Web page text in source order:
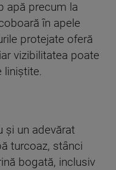
apă precum la
în apele
protejate oferă
vizibilitatea poate
liniștite.
și un adevărat
turcoaz, stânci
bogată, inclusiv